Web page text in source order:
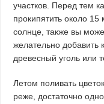
участков. Перед тем
прокипятить около
солнце, также вы
желательно добавить
древесный уголь или
Летом поливать
реже, достаточно